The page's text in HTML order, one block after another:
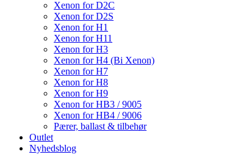
Xenon for D2C
Xenon for D2S
Xenon for H1
Xenon for H11
Xenon for H3
Xenon for H4 (Bi Xenon)
Xenon for H7
Xenon for H8
Xenon for H9
Xenon for HB3 / 9005
Xenon for HB4 / 9006
Pærer, ballast & tilbehør
Outlet
Nyhedsblog